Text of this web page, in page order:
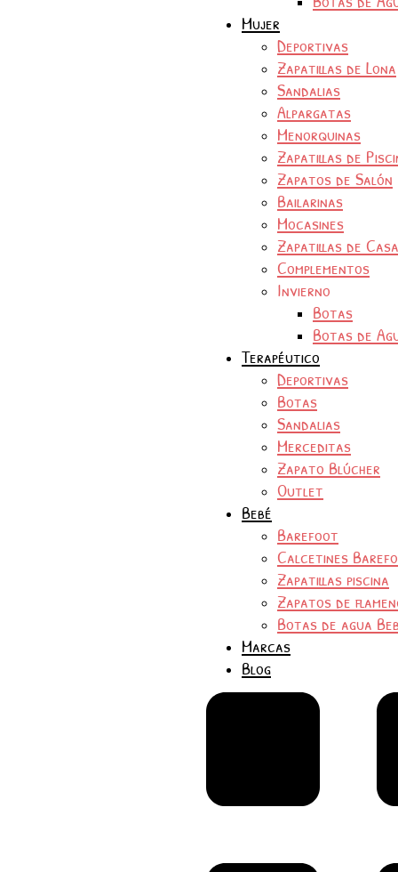
Mujer
Deportivas
Zapatillas de Lona
Sandalias
Alpargatas
Menorquinas
Zapatillas de
Zapatos de Salón
Bailarinas
Mocasines
Zapatillas de Casa
Complementos
Invierno
Botas
Botas de
Terapéutico
Deportivas
Botas
Sandalias
Merceditas
Zapato Blúcher
Outlet
Bebé
Barefoot
Calcetines
Zapatillas piscina
Zapatos de
Botas de agua
Marcas
Blog